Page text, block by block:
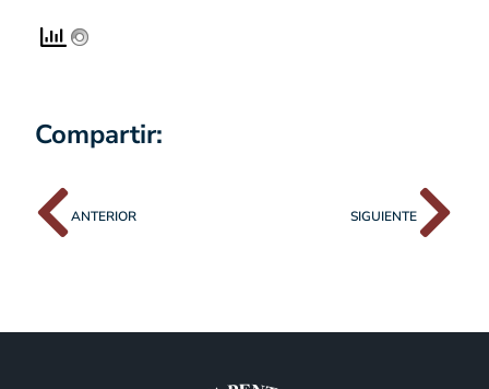
Compartir:
ANTERIOR SIGUIENTE